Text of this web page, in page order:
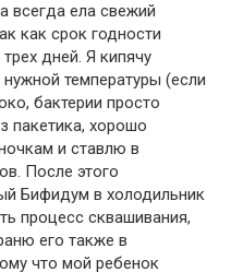
всегда ела свежий
как срок годности
дней. Я кипячу
температуры (если
бактерии просто
пакетика, хорошо
и ставлю в
После этого
Бифидум в холодильник
процесс сквашивания,
его также в
что мой ребенок